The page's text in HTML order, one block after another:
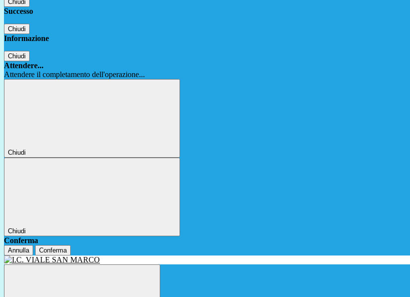
Chiudi
Successo
Chiudi
Informazione
Chiudi
Attendere...
Attendere il completamento dell'operazione...
Chiudi
Chiudi
Conferma
Annulla Conferma